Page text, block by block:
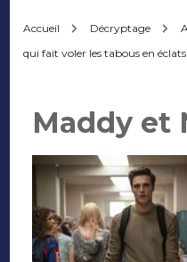
Accueil Décryptage
qui fait voler les tabous en éclats
Maddy et